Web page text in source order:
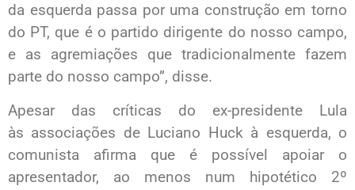
da esquerda passa por uma construção em torno
do PT, que é o partido dirigente do nosso campo,
e as agremiações que tradicionalmente fazem
parte do nosso campo”, disse.
Apesar das críticas do ex-presidente Lula
às associações de Luciano Huck à esquerda, o
comunista afirma que é possível apoiar o
apresentador, ao menos num hipotético 2º